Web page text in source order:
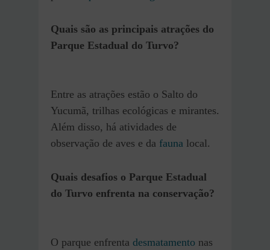
Quais são as principais atrações do
Parque Estadual do Turvo?
Entre as atrações estão o Salto do
Yucumã, trilhas ecológicas e mirantes.
Além disso, há atividades de
observação de aves e da fauna local.
Quais desafios o Parque Estadual
do Turvo enfrenta na conservação?
O parque enfrenta desmatamento nas